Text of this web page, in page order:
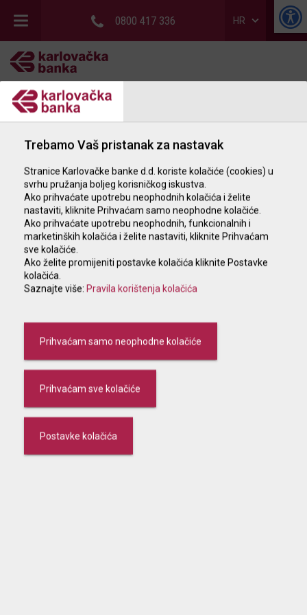
0800 417 336 HR
GRAĐANSTVO
POSLOVNI SUBJEKTI
POSLOVNICE I BANKOMATI
KATALOG NEKRETNINA
01 6270 203
PON / SRI / PET 08:00 – 15:00
SUB ne radi
Trebamo Vaš pristanak za nastavak
Stranice Karlovačke banke d.d. koriste kolačiće (cookies) u
svrhu pružanja boljeg korisničkog iskustva.
Ako prihvaćate upotrebu neophodnih kolačića i želite
nastaviti, kliknite Prihvaćam samo neophodne kolačiće.
Ako prihvaćate upotrebu neophodnih, funkcionalnih i
marketinških kolačića i želite nastaviti, kliknite Prihvaćam
sve kolačiće.
Ako želite promijeniti postavke kolačića kliknite Postavke
kolačića.
Saznajte više: Pravila korištenja kolačića
Prihvaćam samo neophodne kolačiće
Prihvaćam sve kolačiće
Postavke kolačića